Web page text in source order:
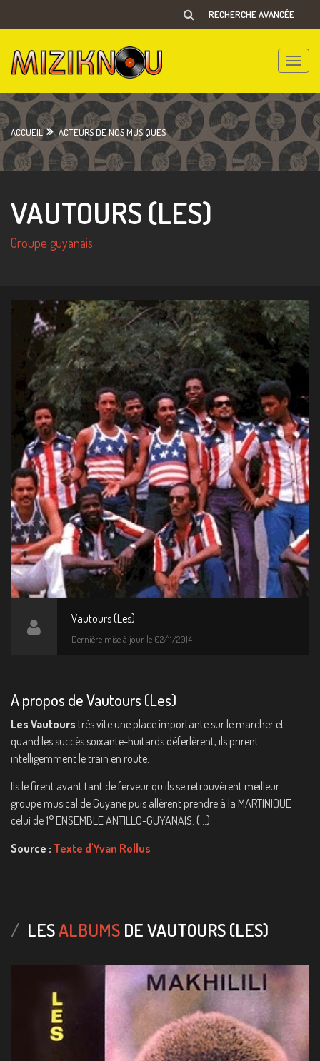
RECHERCHE AVANCÉE
Toggle
ACCUEIL ACTEURS DE NOS MUSIQUES
VAUTOURS (LES)
Groupe guyanais
Vautours (Les)
Dernière mise à jour le 02/11/2014
A propos de Vautours (Les)
Les Vautours très vite une place importante sur le marcher et
quand les succès soixante-huitards déferlèrent, ils prirent
intelligemment le train en route.
Ils le firent avant tant de ferveur qu'ils se retrouvèrent meilleur
groupe musical de Guyane puis allèrent prendre à la MARTINIQUE
celui de 1° ENSEMBLE ANTILLO-GUYANAIS. (...)
Source : Texte d'Yvan Rollus
LESALBUMS DE VAUTOURS (LES)